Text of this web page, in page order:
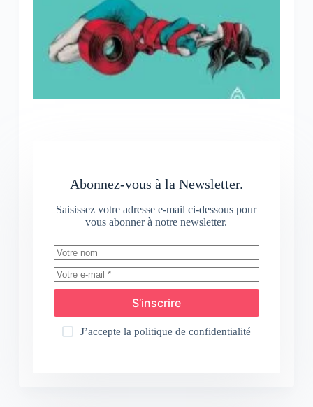
Abonnez-vous à la Newsletter.
Saisissez votre adresse e-mail ci-dessous pour
vous abonner à notre newsletter.
S’inscrire
J’accepte la politique de confidentialité